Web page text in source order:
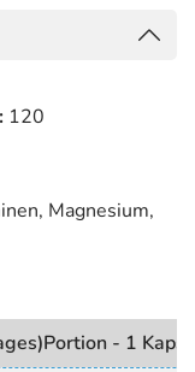
Vitaminen
und auch
Q10 und 13
pflanzliches
und Selen.
Diese
an Nobilin
120
Magnesium,
- 1